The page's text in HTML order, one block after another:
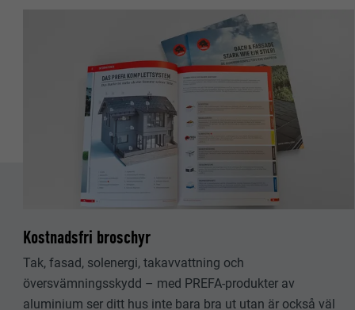
Kostnadsfri broschyr
Tak, fasad, solenergi, takavvattning och
översvämningsskydd – med PREFA-produkter av
aluminium ser ditt hus inte bara bra ut utan är också väl
ÄNDAMÅL
EFTERNAMN
ÄNDAMÅL
EFTERNAMN